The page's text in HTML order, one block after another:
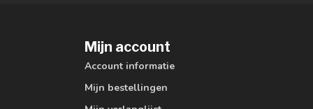
Mijn account
Account informatie
Mijn bestellingen